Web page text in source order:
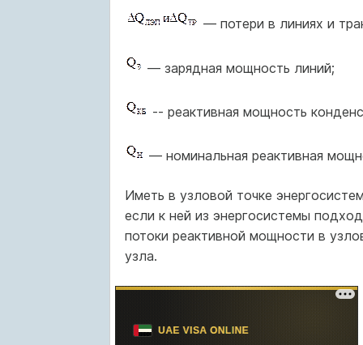
— потери в линиях и
— зарядная мощность линий;
-- реактивная мощность
— номинальная реактивная
Иметь в узловой точке
если к ней из энергосистемы
потоки реактивной мощности в
узла.